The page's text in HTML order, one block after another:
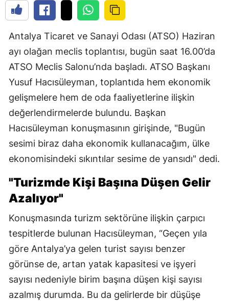
Antalya Ticaret ve Sanayi Odası (ATSO) Haziran
ayı olağan meclis toplantısı, bugün saat 16.00’da
ATSO Meclis Salonu’nda başladı. ATSO Başkanı
Yusuf Hacısüleyman, toplantıda hem ekonomik
gelişmelere hem de oda faaliyetlerine ilişkin
değerlendirmelerde bulundu. Başkan
Hacısüleyman konuşmasının girişinde, "Bugün
sesimi biraz daha ekonomik kullanacağım, ülke
ekonomisindeki sıkıntılar sesime de yansıdı" dedi.
"Turizmde Kişi Başına Düşen Gelir
Azalıyor"
Konuşmasında turizm sektörüne ilişkin çarpıcı
tespitlerde bulunan Hacısüleyman, “Geçen yıla
göre Antalya’ya gelen turist sayısı benzer
görünse de, artan yatak kapasitesi ve işyeri
sayısı nedeniyle birim başına düşen kişi sayısı
azalmış durumda. Bu da gelirlerde bir düşüşe